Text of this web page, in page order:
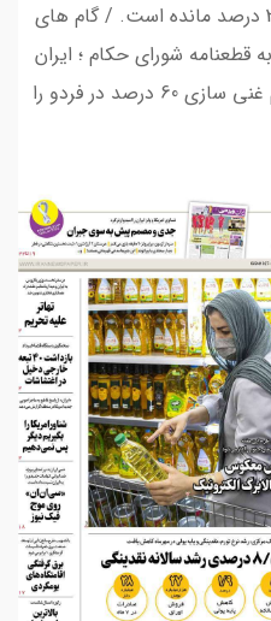
ایران، تورم ماهانه در کانال 2 تا 3 درصد مانده است. / گام های
شورای حکام ؛ ایران
در پاسخ به قطعنامه شورای حکام غنی سازی 60 درصد در فردو را